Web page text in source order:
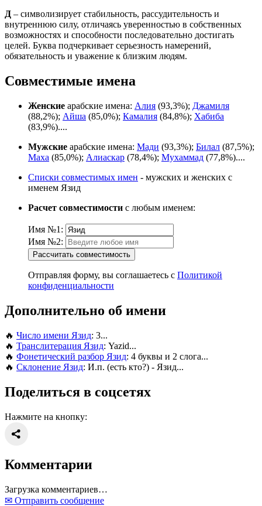
Д – символизирует стабильность, рассудительность и
внутреннюю силу, отличаясь уверенностью в собственных
возможностях и способности последовательно достигать
целей. Буква подчеркивает серьезность намерений,
обязательность и уважение к близким людям.
Совместимые имена
Женские арабские имена: Алия (93,3%); Джамиля
(88,2%); Айша (85,0%); Камалия (84,8%); Хабиба
(83,9%)....
Мужские арабские имена: Мади (93,3%); Билал (87,5%);
Маха (85,0%); Алиаскар (78,4%); Мухаммад (77,8%)....
Списки совместимых имен - мужских и женских с
именем Язид
Расчет совместимости с любым именем:
Имя №1:
Имя №2:
Рассчитать совместимость
Отправляя форму, вы соглашаетесь с Политикой
конфиденциальности
Дополнительно об имени
🔥 Число имени Язид: 3...
🔥 Транслитерация Язид: Yazid...
🔥 Фонетический разбор Язид: 4 буквы и 2 слога...
🔥 Склонение Язид: И.п. (есть кто?) - Язид...
Поделиться в соцсетях
Нажмите на кнопку:
Комментарии
Загрузка комментариев…
✉ Отправить сообщение